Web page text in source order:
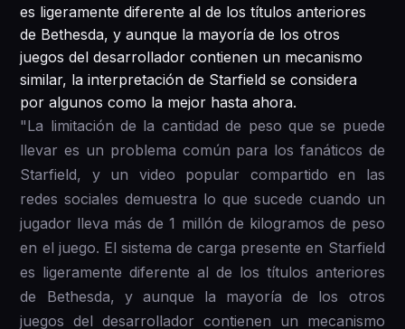
es ligeramente diferente al de los títulos anteriores
de Bethesda, y aunque la mayoría de los otros
juegos del desarrollador contienen un mecanismo
similar, la interpretación de Starfield se considera
por algunos como la mejor hasta ahora.
"La limitación de la cantidad de peso que se puede
llevar es un problema común para los fanáticos de
Starfield, y un video popular compartido en las
redes sociales demuestra lo que sucede cuando un
jugador lleva más de 1 millón de kilogramos de peso
en el juego. El sistema de carga presente en Starfield
es ligeramente diferente al de los títulos anteriores
de Bethesda, y aunque la mayoría de los otros
juegos del desarrollador contienen un mecanismo